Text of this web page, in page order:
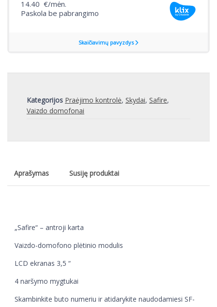
Kategorijos Praėjimo kontrolė, Skydai, Safire,
Vaizdo domofonai
Aprašymas Susiję produktai
„Safire“ – antroji karta
Vaizdo-domofono plėtinio modulis
LCD ekranas 3,5 “
4 naršymo mygtukai
Skambinkite buto numeriu ir atidarykite naudodamiesi SF-